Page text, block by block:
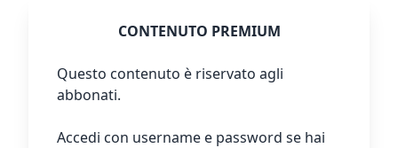
CONTENUTO PREMIUM
Questo contenuto è riservato agli
abbonati.
Accedi con username e password se hai